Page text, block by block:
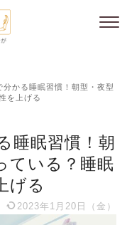
分かる睡眠習慣！朝型・夜型
を上げる
睡眠習慣！朝
ている？睡眠
げる
2023年1月20日（金）